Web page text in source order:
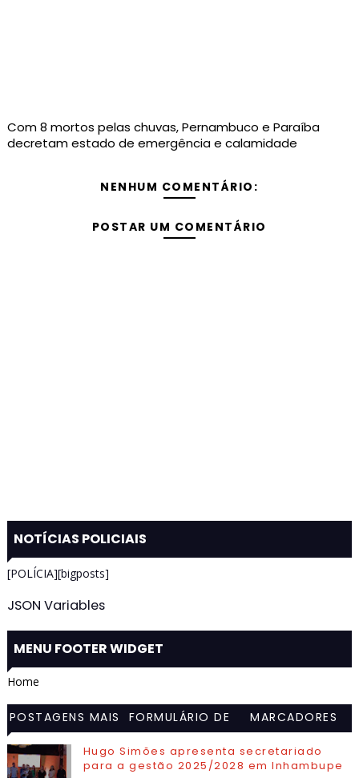
Com 8 mortos pelas chuvas, Pernambuco e Paraíba
decretam estado de emergência e calamidade
NENHUM COMENTÁRIO:
POSTAR UM COMENTÁRIO
NOTÍCIAS POLICIAIS
[POLÍCIA][bigposts]
JSON Variables
MENU FOOTER WIDGET
Home
POSTAGENS MAIS
VISITADAS
FORMULÁRIO DE
MARCADORES
Hugo Simões apresenta secretariado
para a gestão 2025/2028 em Inhambupe